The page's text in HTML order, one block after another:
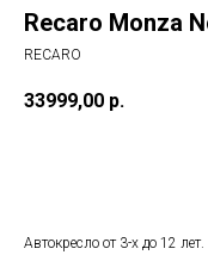
Recaro Monza
RECARO
33999,00 р.
Автокресло от 3-х до 12